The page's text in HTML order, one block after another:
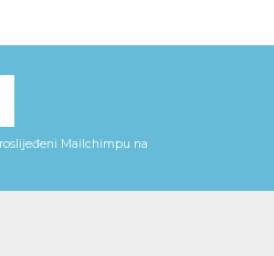
Mailchimpu na